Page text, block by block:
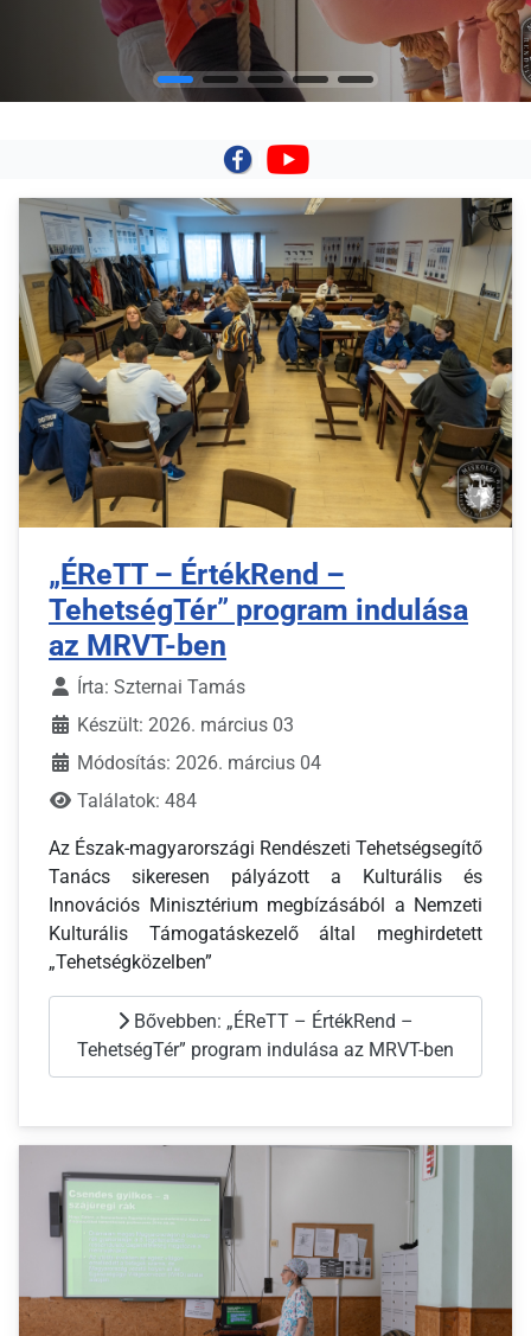
„ÉReTT – ÉrtékRend –
TehetségTér” program indulása
az MRVT-ben
Írta: Szternai Tamás
Készült: 2026. március 03
Módosítás: 2026. március 04
Találatok: 484
Az Észak-magyarországi Rendészeti Tehetségsegítő
Tanács sikeresen pályázott a Kulturális és
Innovációs Minisztérium megbízásából a Nemzeti
Kulturális Támogatáskezelő által meghirdetett
„Tehetségközelben”
Bővebben: „ÉReTT – ÉrtékRend –
TehetségTér” program indulása az MRVT-ben